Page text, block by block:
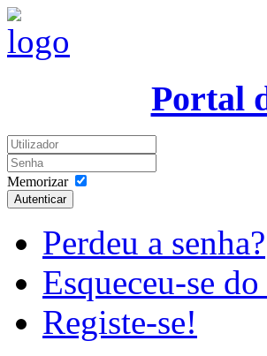
Portal
Memorizar
Autenticar
Perdeu a senha?
Esqueceu-se
Registe-se!